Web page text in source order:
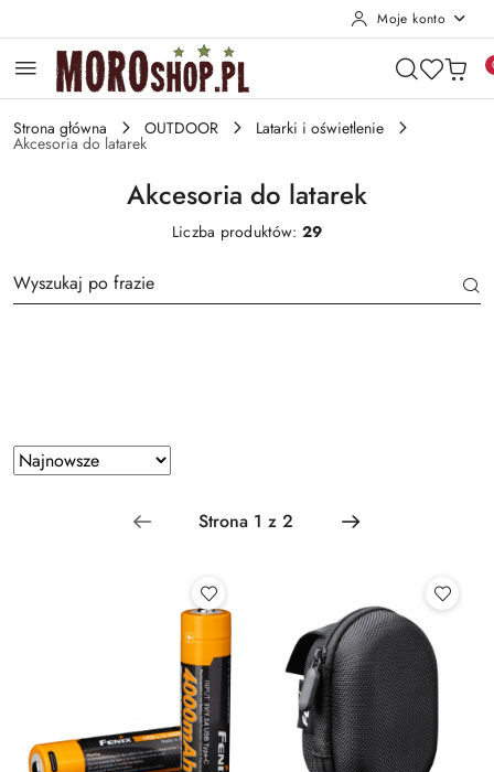
Moje konto
Strona główna OUTDOOR Latarki i oświetlenie
Akcesoria do latarek
Akcesoria do latarek
Liczba produktów: 29
Zastosowano
sortowanie:
Sortuj
według